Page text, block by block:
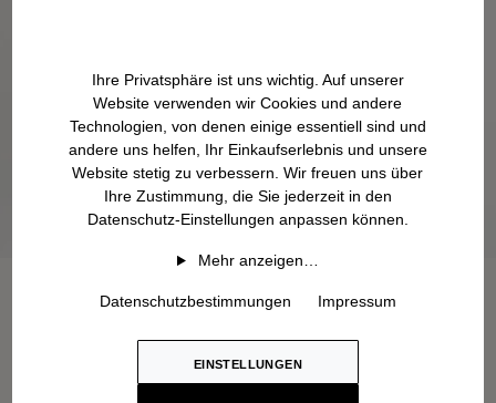
Ihre Privatsphäre ist uns wichtig. Auf unserer
Website verwenden wir Cookies und andere
Technologien, von denen einige essentiell sind und
andere uns helfen, Ihr Einkaufserlebnis und unsere
Website stetig zu verbessern. Wir freuen uns über
Ihre Zustimmung, die Sie jederzeit in den
Datenschutz-Einstellungen anpassen können.
Mehr anzeigen…
Datenschutzbestimmungen Impressum
EINSTELLUNGEN